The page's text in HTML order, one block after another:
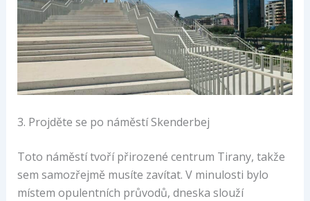
3. Projděte se po náměstí Skenderbej
Toto náměstí tvoří přirozené centrum Tirany, takže
sem samozřejmě musíte zavítat. V minulosti bylo
místem opulentních průvodů, dneska slouží